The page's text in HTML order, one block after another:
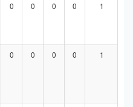
0 0 0 0 1
0 0 0 0 1